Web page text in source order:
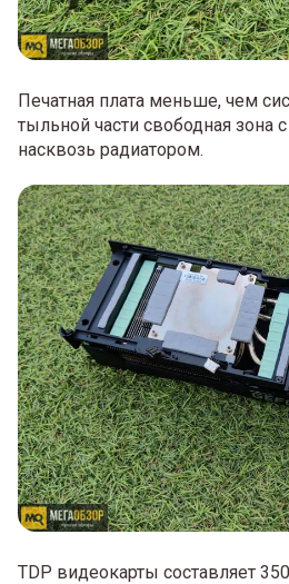
Печатная плата меньше, чем
тыльной части свободная зона
насквозь радиатором.
TDP видеокарты составляет